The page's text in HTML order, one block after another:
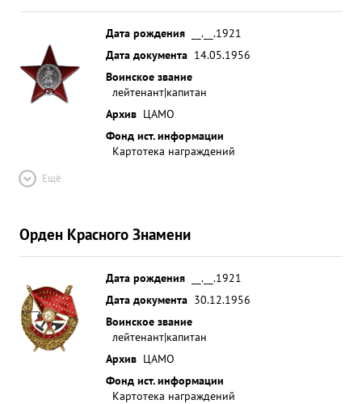
Дата рождения
__.__.1921
Дата документа 14.05.1956
Воинское звание
лейтенант|капитан
Архив ЦАМО
Фонд ист. информации
Картотека награждений
Ещё
Орден Красного Знамени
Дата рождения
__.__.1921
Дата документа 30.12.1956
Воинское звание
лейтенант|капитан
Архив ЦАМО
Фонд ист. информации
Картотека награждений